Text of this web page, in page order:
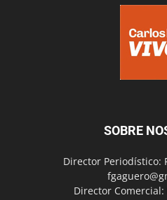
SOBRE
Director Periodístico:
Director